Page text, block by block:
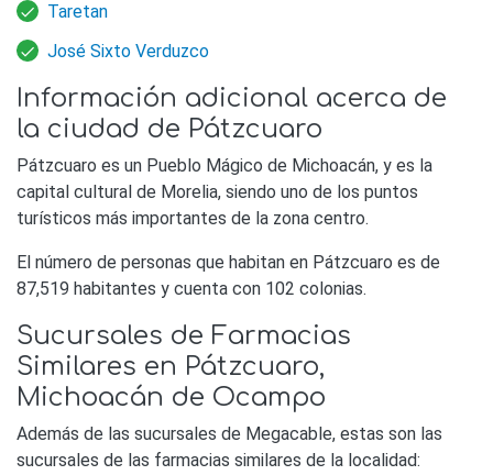
Taretan
José Sixto Verduzco
Información adicional acerca de
la ciudad de Pátzcuaro
Pátzcuaro es un Pueblo Mágico de Michoacán, y es la
capital cultural de Morelia, siendo uno de los puntos
turísticos más importantes de la zona centro.
El número de personas que habitan en Pátzcuaro es de
87,519 habitantes y cuenta con 102 colonias.
Sucursales de Farmacias
Similares en Pátzcuaro,
Michoacán de Ocampo
Además de las sucursales de Megacable, estas son las
sucursales de las farmacias similares de la localidad: